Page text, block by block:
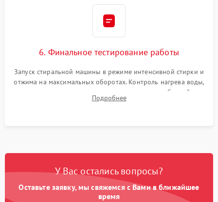
6. Финальное тестирование работы
Запуск стиральной машины в режиме интенсивной стирки и
отжима на максимальных оборотах. Контроль нагрева воды,
корректности слива, отсутствия излишних вибраций,
посторонних стуков и протечек под корпусом.
Подробнее
У Вас остались вопросы?
Оставьте заявку, мы свяжемся с Вами в ближайшее
время